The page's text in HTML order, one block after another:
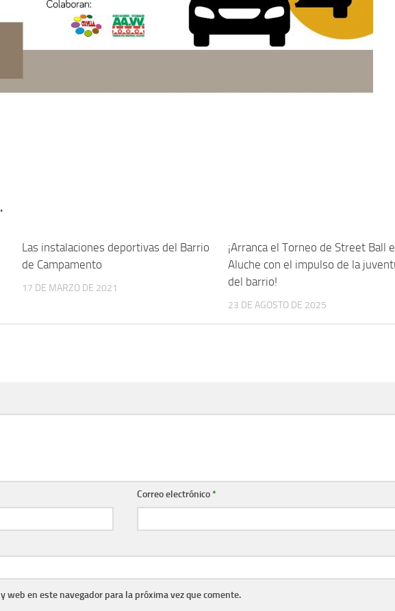
Las instalaciones deportivas del Barrio
de Campamento
17 DE MARZO DE 2021
¡Arranca el Torneo de Street Ball
Aluche con el impulso de la
del barrio!
23 DE AGOSTO DE 2025
Correo electrónico*
web en este navegador para la próxima vez que comente.